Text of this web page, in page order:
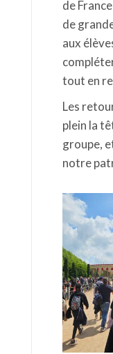
de
de
aux
tout en
Les
plein la
groupe,
notre